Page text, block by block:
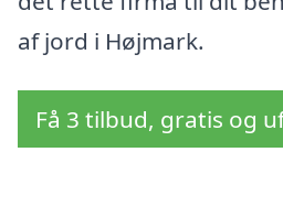
af jord i Højmark.
Få 3 tilbud, gratis og